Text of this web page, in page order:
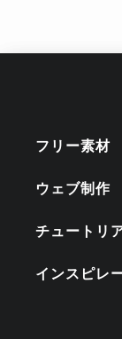
フリー素材
ウェブ制作
チュートリ
インスピレ